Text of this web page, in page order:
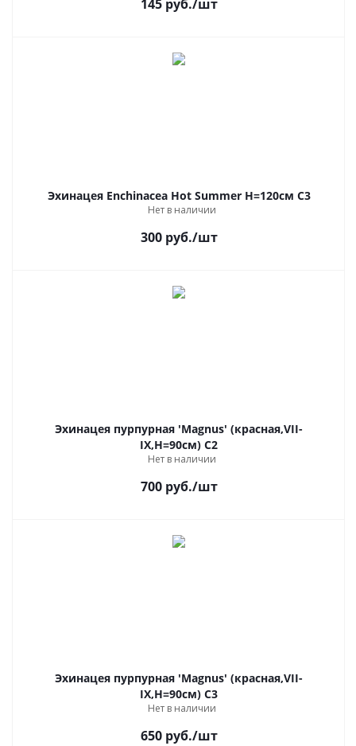
145руб./шт
Эхинацея Enchinacea Hot Summer Н=120см С3
Нет в наличии
300руб./шт
Эхинацея пурпурная 'Magnus' (красная,VII-
IX,Н=90см) C2
Нет в наличии
700руб./шт
Эхинацея пурпурная 'Magnus' (красная,VII-
IX,Н=90см) C3
Нет в наличии
650руб./шт